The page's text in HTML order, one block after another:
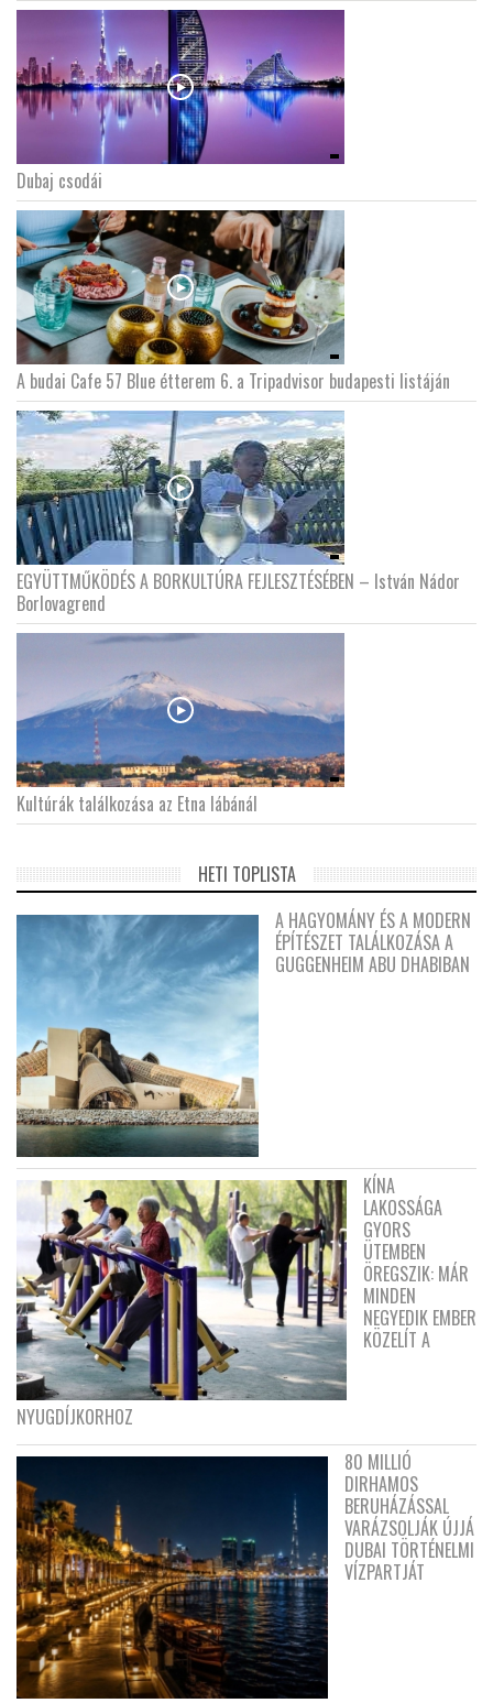
Dubaj csodái
A budai Cafe 57 Blue étterem 6. a Tripadvisor budapesti listáján
EGYÜTTMŰKÖDÉS A BORKULTÚRA FEJLESZTÉSÉBEN – István Nádor
Borlovagrend
Kultúrák találkozása az Etna lábánál
HETI TOPLISTA
A HAGYOMÁNY ÉS A MODERN
ÉPÍTÉSZET TALÁLKOZÁSA A
GUGGENHEIM ABU DHABIBAN
KÍNA
LAKOSSÁGA
GYORS
ÜTEMBEN
ÖREGSZIK: MÁR
MINDEN
NEGYEDIK EMBER
KÖZELÍT A
NYUGDÍJKORHOZ
80 MILLIÓ
DIRHAMOS
BERUHÁZÁSSAL
VARÁZSOLJÁK ÚJJÁ
DUBAI TÖRTÉNELMI
VÍZPARTJÁT